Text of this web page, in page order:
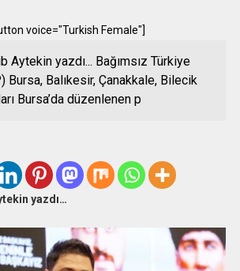
voice="Turkish Female"]
Aytekin yazdı... Bağımsız Türkiye
Bursa, Balıkesir, Çanakkale, Bilecik
Bursa’da düzenlenen p
yazdı…